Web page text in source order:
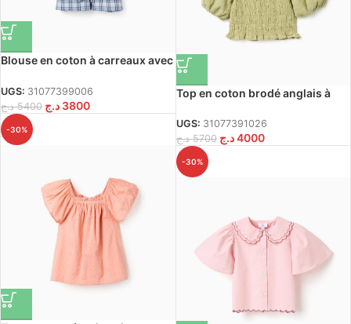
Blouse en coton à carreaux avec
filles, bleue
UGS: 31077399006
5400 د.ج 3800 د.ج
Top en coton brodé anglais à
vert
UGS: 31077391026
5700 د.ج 4000 د.ج
-30%
-30%